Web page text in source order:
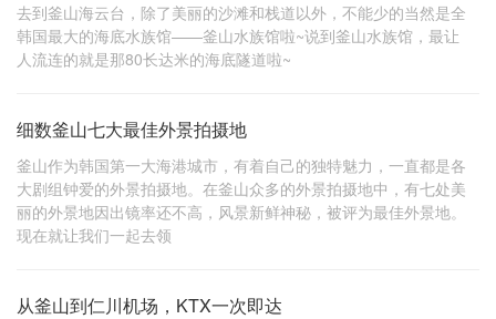
去到釜山海云台，除了美丽的沙滩和栈道以外，不能少的当然是全
韩国最大的海底水族馆——釜山水族馆啦~说到釜山水族馆，最让
人流连的就是那80长达米的海底隧道啦~
细数釜山七大最佳外景拍摄地
釜山作为韩国第一大海港城市，有着自己的独特魅力，一直都是各
大剧组钟爱的外景拍摄地。在釜山众多的外景拍摄地中，有七处美
丽的外景地因出镜率还不高，风景新鲜神秘，被评为最佳外景地。
现在就让我们一起去领
从釜山到仁川机场，KTX一次即达